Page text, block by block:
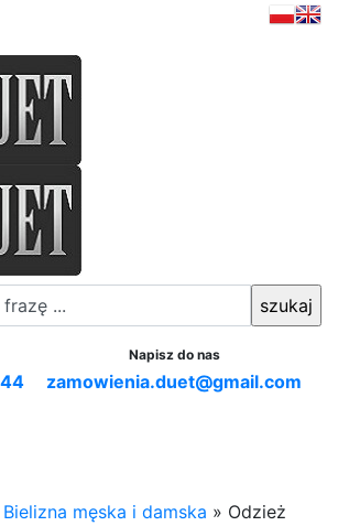
Napisz do nas
zamowienia.duet@gmail.com
Bielizna męska i damska » Odzież